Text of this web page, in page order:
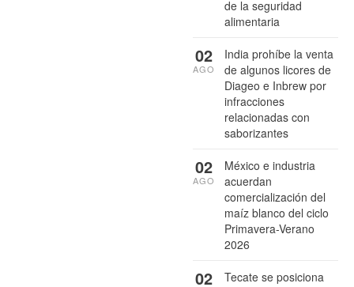
de la seguridad
alimentaria
India prohíbe la venta
de algunos licores de
Diageo e Inbrew por
infracciones
relacionadas con
saborizantes
02
AGO
México e industria
acuerdan
comercialización del
maíz blanco del ciclo
Primavera-Verano
2026
02
AGO
Tecate se posiciona
02